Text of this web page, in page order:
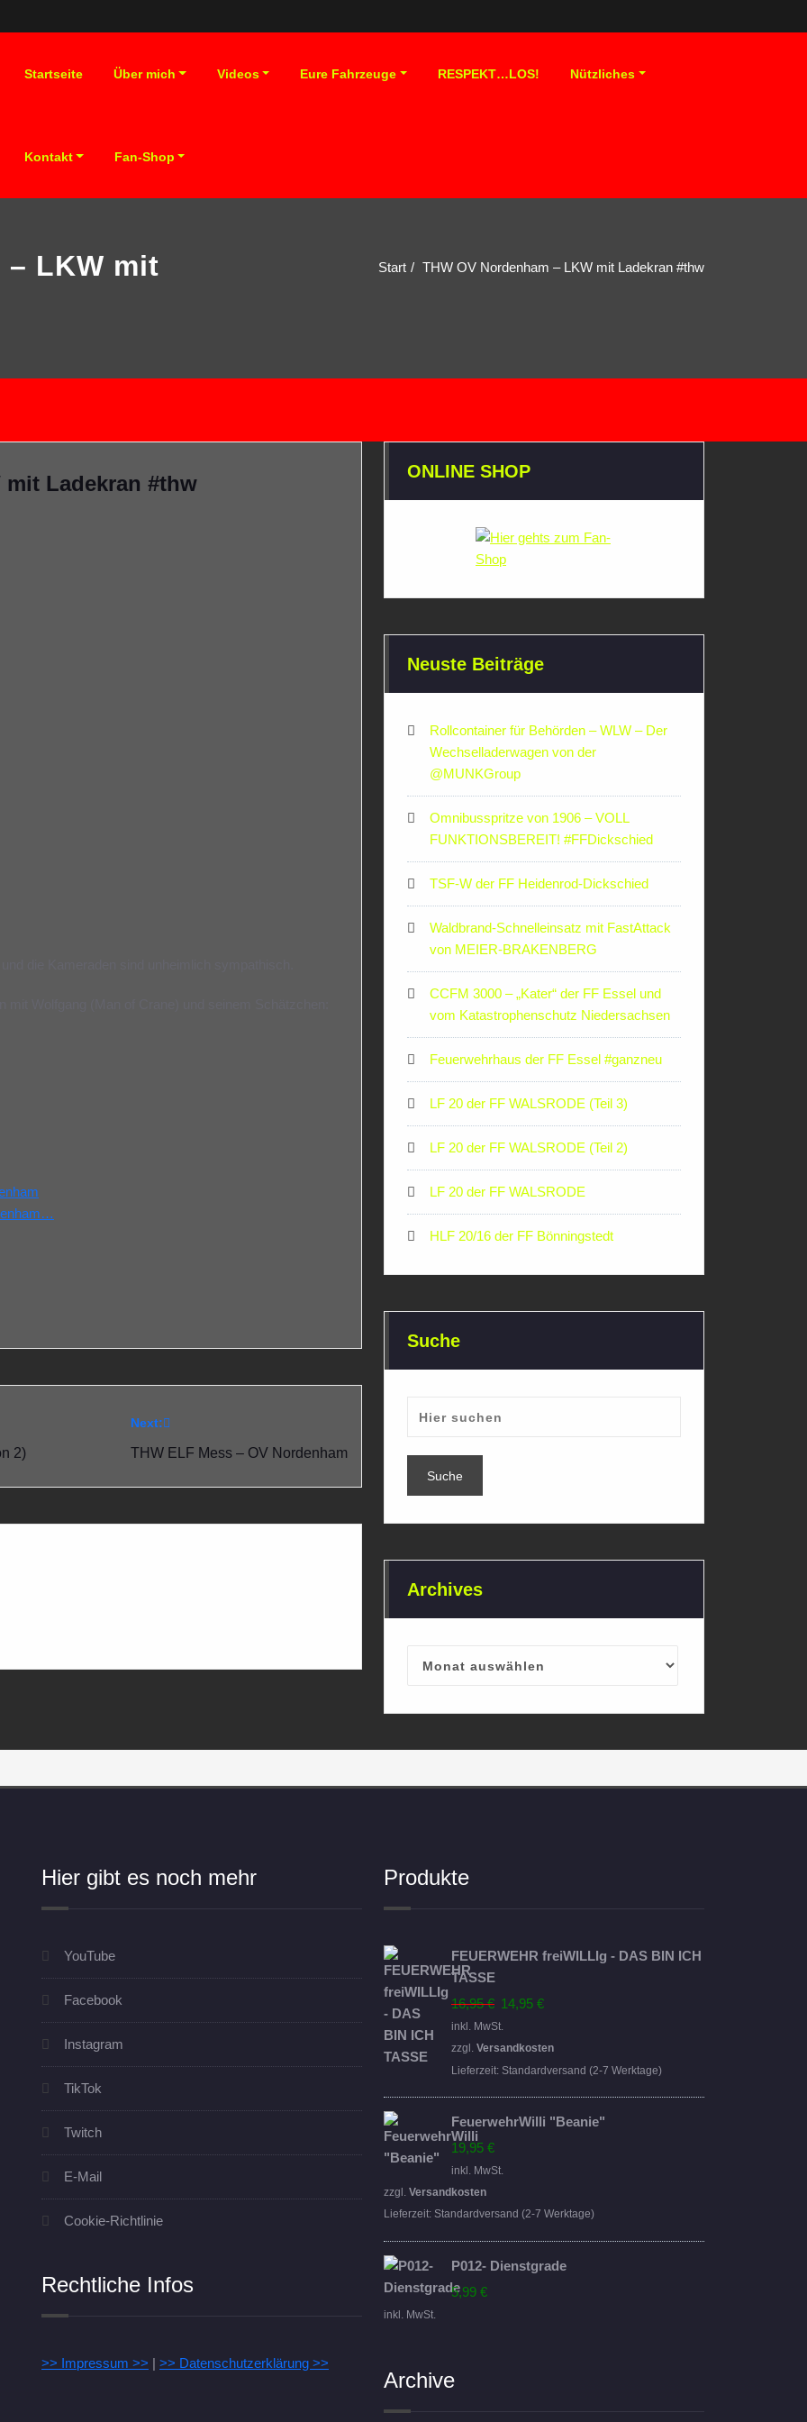
Startseite Über mich Videos Eure Fahrzeuge RESPEKT…LOS! Nützliches
Kontakt Fan-Shop
– LKW mit
Start THW OV Nordenham – LKW mit Ladekran #thw
mit Ladekran #thw
2)
Next:
THW ELF Mess – OV Nordenham
ONLINE SHOP
Neuste Beiträge
Rollcontainer für Behörden – WLW – Der
Wechselladerwagen von der
‪@MUNKGroup‬
Omnibusspritze von 1906 – VOLL
FUNKTIONSBEREIT! #FFDickschied
TSF-W der FF Heidenrod-Dickschied
Waldbrand-Schnelleinsatz mit FastAttack
von MEIER-BRAKENBERG
CCFM 3000 – „Kater“ der FF Essel und
vom Katastrophenschutz Niedersachsen
Feuerwehrhaus der FF Essel #ganzneu
LF 20 der FF WALSRODE (Teil 3)
LF 20 der FF WALSRODE (Teil 2)
LF 20 der FF WALSRODE
HLF 20/16 der FF Bönningstedt
Suche
Archives
Hier gibt es noch mehr
YouTube
Facebook
Instagram
TikTok
Twitch
E-Mail
Cookie-Richtlinie
Rechtliche Infos
>> Impressum >> | >> Datenschutzerklärung >>
Produkte
FEUERWEHR freiWILLIg - DAS BIN ICH
TASSE
16,95€ Ursprünglicher
Preis
war:
16,95 €
14,95 €
ist:
14,95 €.
inkl. MwSt.
zzgl. Versandkosten
Lieferzeit: Standardversand (2-7 Werktage)
FeuerwehrWilli "Beanie"
19,95 €
inkl. MwSt.
zzgl. Versandkosten
Lieferzeit: Standardversand (2-7 Werktage)
P012- Dienstgrade
5,99 €
inkl. MwSt.
Archive